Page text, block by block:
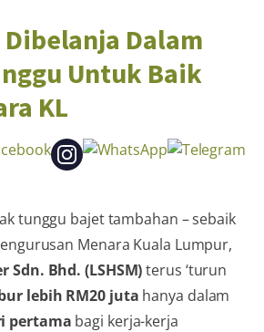
Dibelanja Dalam
Untuk Baik
KL
tunggu bajet tambahan – sebaik
Menara Kuala Lumpur,
Sdn. Bhd. (LSHSM)terus ‘turun
lebih RM20 juta hanya dalam
pertama bagi kerja-kerja